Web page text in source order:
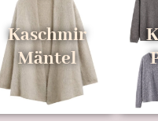
Kaschmir
Mäntel